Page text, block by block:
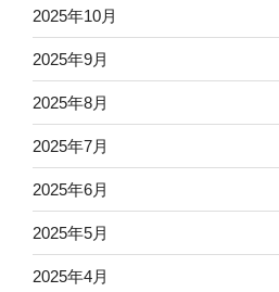
2025年10月
2025年9月
2025年8月
2025年7月
2025年6月
2025年5月
2025年4月